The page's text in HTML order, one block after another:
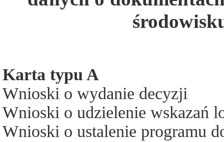
Karta typu A
Wnioski o wydanie decyzji
Wnioski o udzielenie wskazań
Wnioski o ustalenie programu